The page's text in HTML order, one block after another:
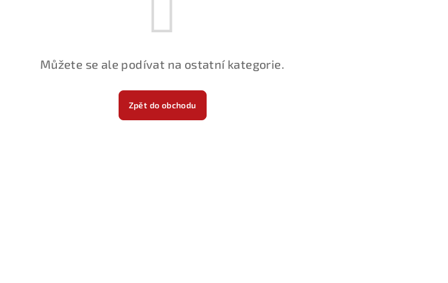
Můžete se ale podívat na ostatní kategorie.
Zpět do obchodu